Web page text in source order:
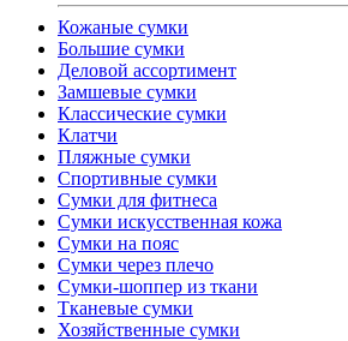
Кожаные сумки
Большие сумки
Деловой ассортимент
Замшевые сумки
Классические сумки
Клатчи
Пляжные сумки
Спортивные сумки
Сумки для фитнеса
Сумки искусственная кожа
Сумки на пояс
Сумки через плечо
Сумки-шоппер из ткани
Тканевые сумки
Хозяйственные сумки